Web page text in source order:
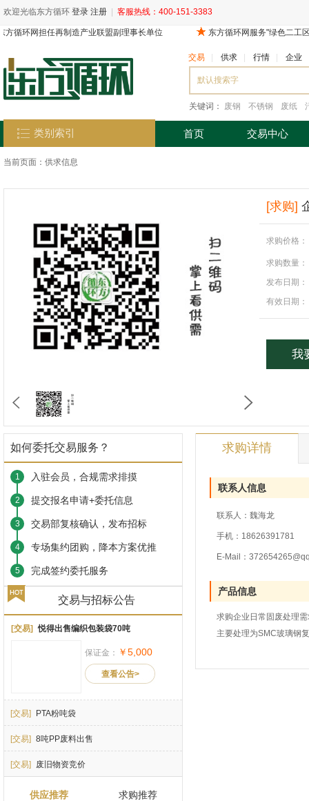
欢迎光临东方循环 登录 注册 客服热线：400-151-3383
交易 供求 行情 企业
关键词： 废钢 不锈钢 废纸
类别索引 首页 交易中心
当前页面： 供求信息
[求购]
求购价格：
求购数量：
发布日期：
有效日期：
我
求购详情
联系人信息
联系人：魏海龙
手机：18626391781
E-Mail：
产品信息
求购企业日常固废处理
主要处理为SMC玻璃钢
如何委托交易服务？
1 入驻会员，合规需求排摸
2 提交报名申请+委托信息
3 交易部复核确认，发布招标
4 专场集约团购，降本方案优推
5 完成签约委托服务
交易与招标公告
[交易] 悦得出售编织包装袋70吨
保证金： ￥5,000
查看公告>
[交易] PTA粉吨袋
[交易] 8吨PP废料出售
[交易] 废旧物资竞价
供应推荐 求购推荐